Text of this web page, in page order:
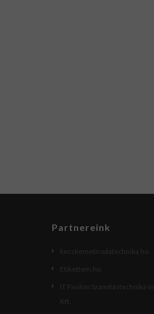
Partnereink
kecskemetirodatechnika.hu
Etikettem.hu
IT Pavilon Számítástechnika
Kft.